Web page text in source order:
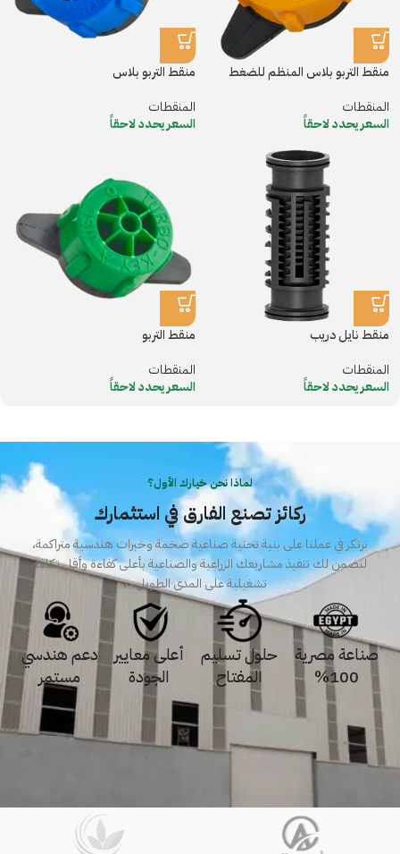
منقط التربو بلاس المنظم للضغط
المنقطات
السعر يحدد لاحقاً
منقط التربو بلاس
المنقطات
السعر يحدد لاحقاً
منقط نايل دريب
المنقطات
السعر يحدد لاحقاً
منقط التربو
المنقطات
السعر يحدد لاحقاً
لماذا نحن خيارك الأول؟
ركائز تصنع الفارق في استثمارك
نرتكز في عملنا على بنية تحتية صناعية ضخمة وخبرات هندسية متراكمة،
لنضمن لك تنفيذ مشاريعك الزراعية والصناعية بأعلى كفاءة وأقل تكلفة
تشغيلية على المدى الطويل.
صناعة مصرية
100%
حلول تسليم
المفتاح
أعلى معايير
الجودة
دعم هندسي
مستمر